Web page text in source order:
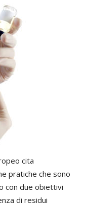
cita
pratiche che sono
con due obiettivi
di residui